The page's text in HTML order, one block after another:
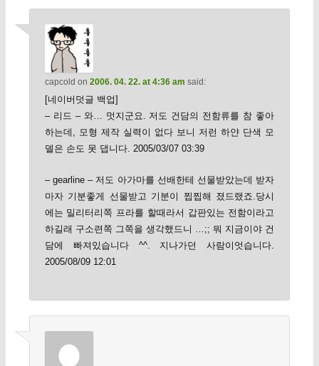
capcold on 2006. 04. 22. at 4:36 am said:
[네이버덧글 백업]
– 리드 – 와… 멋지군요. 저도 건담의 전함류를 참 좋아
하는데, 모형 제작 실력이 없다 보니 저런 하얀 단색 모
델은 손도 못 댑니다. 2005/03/07 03:39
– gearline – 저도 아가마를 선배한테 선물받았는데 받자
마자 기분좋게 선물받고 기분이 찝찝해 졌드랬죠.당시
에는 밀리터리쪽 프라를 할때라서 갑판있는 전함이라고
하길래 구소련쪽 그쪽을 생각했드니 …;; 뭐 지금이야 건
담에 빠져있습니다 ^^. 지나가던 사람이엇습니다.
2005/08/09 12:01